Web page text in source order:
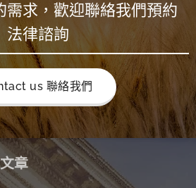
需求，歡迎聯絡我們預約
法律諮詢
us 聯絡我們
章